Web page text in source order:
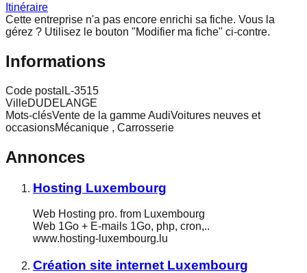
Itinéraire
Cette entreprise n'a pas encore enrichi sa fiche. Vous la
gérez ? Utilisez le bouton "Modifier ma fiche" ci-contre.
Informations
Code postal L-3515
VilleDUDELANGE
Mots-clésVente de la gamme AudiVoitures neuves et
occasionsMécanique , Carrosserie
Annonces
Hosting Luxembourg
Web Hosting pro. from Luxembourg
Web 1Go + E-mails 1Go, php, cron,..
www.hosting-luxembourg.lu
Création site internet Luxembourg